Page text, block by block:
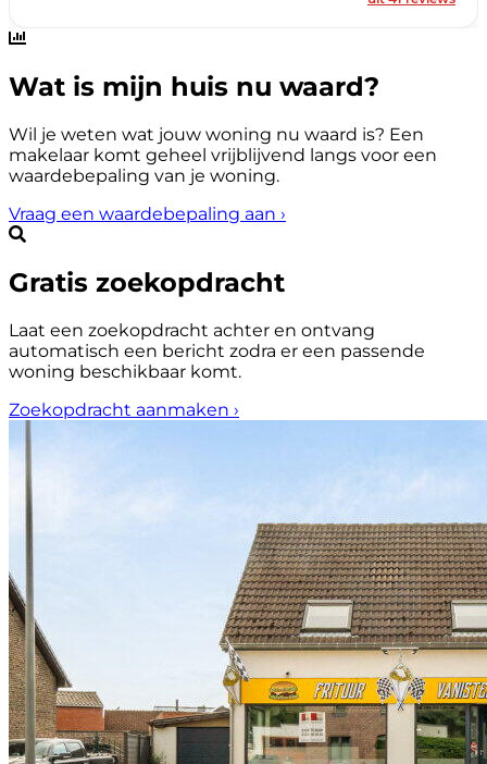
Wat is mijn huis nu waard?
Wil je weten wat jouw woning nu waard is? Een
makelaar komt geheel vrijblijvend langs voor een
waardebepaling van je woning.
Vraag een waardebepaling aan ›
Gratis zoekopdracht
Laat een zoekopdracht achter en ontvang
automatisch een bericht zodra er een passende
woning beschikbaar komt.
Zoekopdracht aanmaken ›